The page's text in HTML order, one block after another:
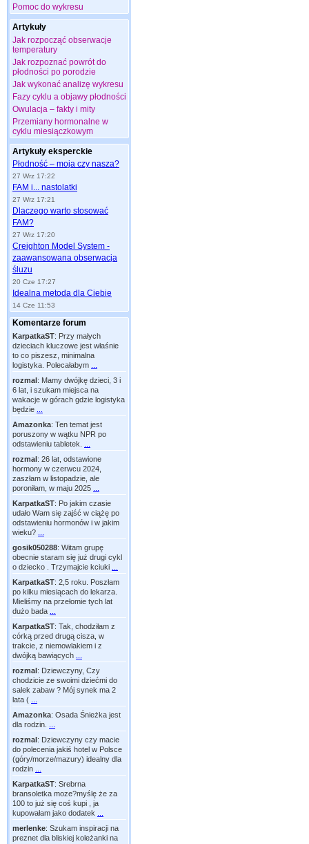
Pomoc do wykresu
Artykuły
Jak rozpocząć obserwacje
temperatury
Jak rozpoznać powrót do
płodności po porodzie
Jak wykonać analizę wykresu
Fazy cyklu a objawy płodności
Owulacja – fakty i mity
Przemiany hormonalne w
cyklu miesiączkowym
Artykuły eksperckie
Płodność – moja czy nasza?
27 Wrz 17:22
FAM i... nastolatki
27 Wrz 17:21
Dlaczego warto stosować
FAM?
27 Wrz 17:20
Creighton Model System -
zaawansowana obserwacja
śluzu
20 Cze 17:27
Idealna metoda dla Ciebie
14 Cze 11:53
Komentarze forum
KarpatkaST: Przy małych
dzieciach kluczowe jest właśnie
to co piszesz, minimalna
logistyka. Polecałabym
rozmal: Mamy dwójkę dzieci, 3 i
6 lat, i szukam miejsca na
wakacje w górach gdzie logistyka
będzie
Amazonka: Ten temat jest
poruszony w wątku NPR po
odstawieniu tabletek.
rozmal: 26 lat, odstawione
hormony w czerwcu 2024,
zaszłam w listopadzie, ale
poroniłam, w maju 2025
KarpatkaST: Po jakim czasie
udało Wam się zajść w ciążę po
odstawieniu hormonów i w jakim
wieku?
gosik050288: Witam grupę
obecnie staram się już drugi cykl
o dziecko . Trzymajcie kciuki
KarpatkaST: 2,5 roku. Poszłam
po kilku miesiącach do lekarza.
Mieliśmy na przełomie tych lat
dużo bada
KarpatkaST: Tak, chodziłam z
córką przed drugą cisza, w
trakcie, z niemowlakiem i z
dwójką bawiących
rozmal: Dziewczyny, Czy
chodzicie ze swoimi dziećmi do
salek zabaw ? Mój synek ma 2
lata (
Amazonka: Osada Śnieżka jest
dla rodzin.
rozmal: Dziewczyny czy macie
do polecenia jakiś hotel w Polsce
(góry/morze/mazury) idealny dla
rodzin
KarpatkaST: Srebrna
bransoletka moze?myślę że za
100 to już się coś kupi , ja
kupowałam jako dodatek
merlenke: Szukam inspiracji na
preznet dla bliskiej koleżanki na